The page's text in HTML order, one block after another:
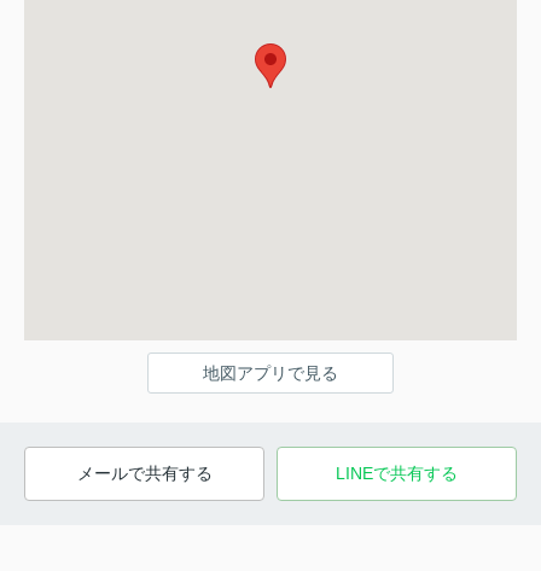
地図アプリで見る
メールで共有する LINEで共有する